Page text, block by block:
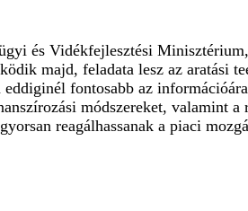
és Vidékfejlesztési
majd, feladata lesz az aratási
fontosabb az
módszereket, valamint a
reagálhassanak a piaci